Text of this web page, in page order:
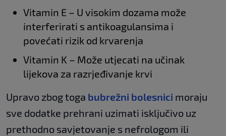
Vitamin E – U visokim dozama može
interferirati s antikoagulansima i
povećati rizik od krvarenja
Vitamin K – Može utjecati na učinak
lijekova za razrjeđivanje krvi
Upravo zbog toga bubrežni bolesnici moraju
sve dodatke prehrani uzimati isključivo uz
prethodno savjetovanje s nefrologom ili